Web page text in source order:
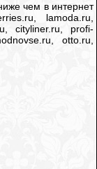
чем в интернет
lamoda.ru,
cityliner.ru, profi-
otto.ru,